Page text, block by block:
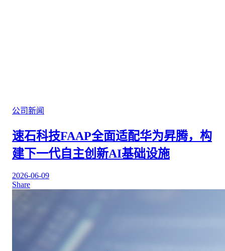
公司新闻
速石科技FAAP全面适配华为昇腾，构
建下一代自主创新AI基础设施
2026-06-09
Share